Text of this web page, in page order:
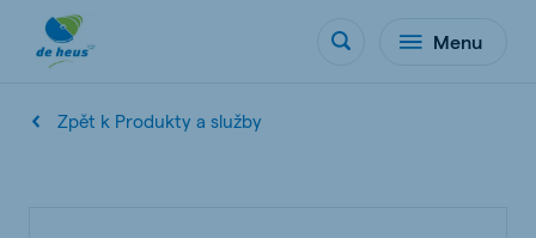
Menu
Zpět k Produkty a služby